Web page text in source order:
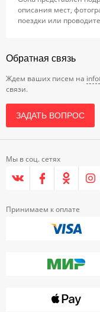
описания мест,
поездки или
Обратная связь
Ждем ваших писем на
связи.
ЗАДАТЬ ВОПРОС
Мы в соц. сетях
Принимаем к оплате